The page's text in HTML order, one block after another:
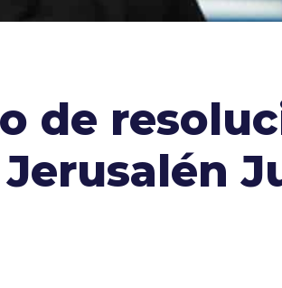
de
Jerusalén